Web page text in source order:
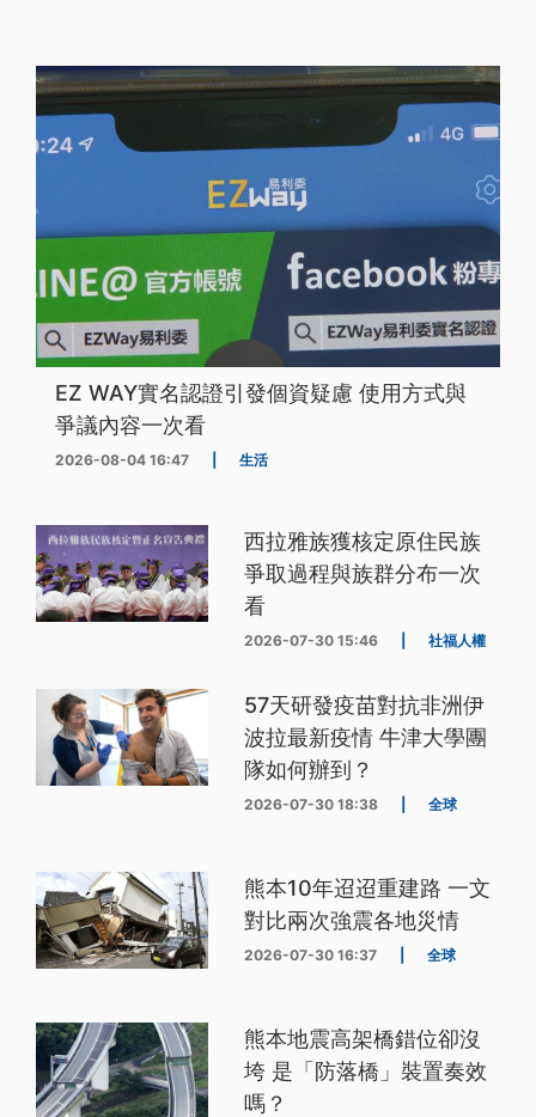
EZ WAY實名認證引發個資疑慮 使用方式與
爭議內容一次看
2026-08-04 16:47 生活
西拉雅族獲核定原住民族
爭取過程與族群分布一次
看
2026-07-30 15:46 社福人權
57天研發疫苗對抗非洲伊
波拉最新疫情 牛津大學團
隊如何辦到？
2026-07-30 18:38 全球
熊本10年迢迢重建路 一文
對比兩次強震各地災情
2026-07-30 16:37 全球
熊本地震高架橋錯位卻沒
垮 是「防落橋」裝置奏效
嗎？